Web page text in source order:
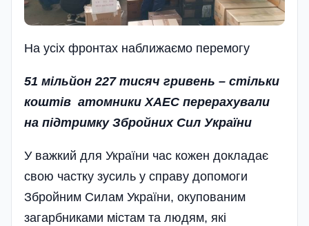
На усіх фронтах наближаємо перемогу
51 мільйон 227 тисяч гривень – стільки
коштів атомники ХАЕС перерахували
на підтримку Збройних Сил України
У важкий для України час кожен докладає
свою частку зусиль у справу допомоги
Збройним Силам України, окупованим
загарбниками містам та людям, які